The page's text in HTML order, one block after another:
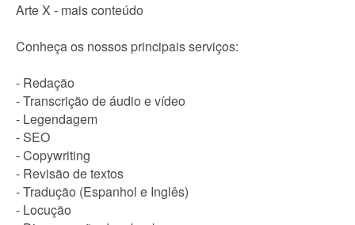
Arte X - mais conteúdo
Conheça os nossos principais serviços:
- Redação
- Transcrição de áudio e vídeo
- Legendagem
- SEO
- Copywriting
- Revisão de textos
- Tradução (Espanhol e Inglês)
- Locução